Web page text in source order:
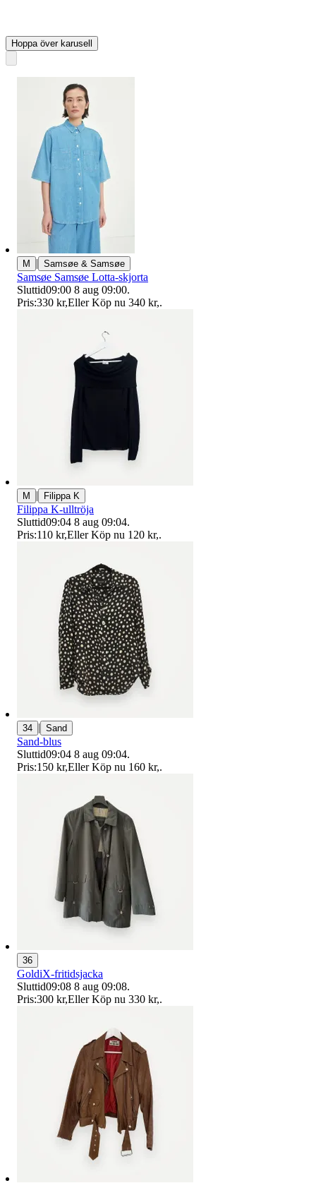
Hoppa över karusell
M | Samsøe & Samsøe
Samsøe Samsøe Lotta-skjorta
Sluttid09:00 8 aug 09:00.
Pris:330 kr,Eller Köp nu 340 kr,.
M | Filippa K
Filippa K-ulltröja
Sluttid09:04 8 aug 09:04.
Pris:110 kr,Eller Köp nu 120 kr,.
34 | Sand
Sand-blus
Sluttid09:04 8 aug 09:04.
Pris:150 kr,Eller Köp nu 160 kr,.
36
GoldiX-fritidsjacka
Sluttid09:08 8 aug 09:08.
Pris:300 kr,Eller Köp nu 330 kr,.